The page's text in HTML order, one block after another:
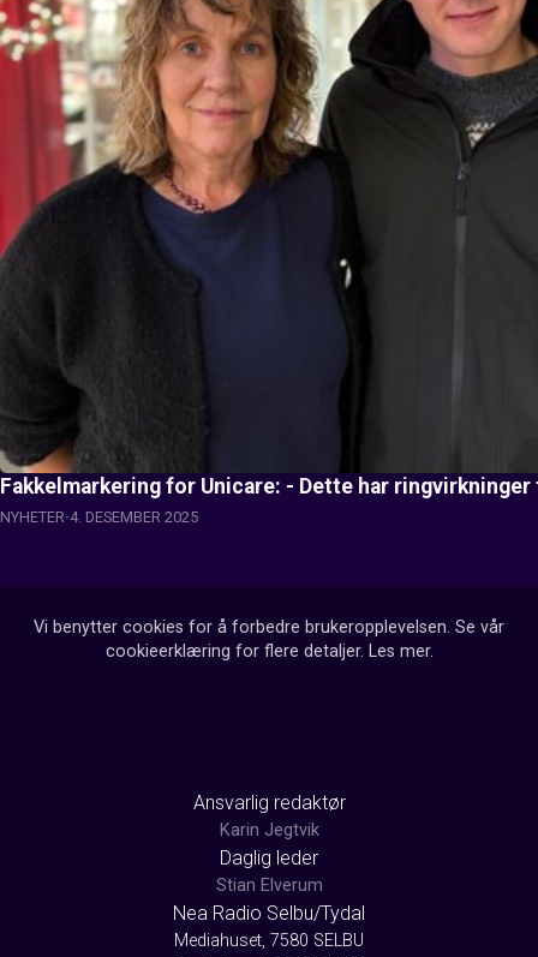
Fakkelmarkering for Unicare: - Dette har
NYHETER 4. DESEMBER 2025
Vi benytter cookies for å forbedre brukeropplevelsen. Se vår
cookieerklæring for flere detaljer. Les mer.
Ansvarlig redaktør
Karin Jegtvik
Daglig leder
Stian Elverum
Nea Radio Selbu/Tydal
Mediahuset, 7580 SELBU